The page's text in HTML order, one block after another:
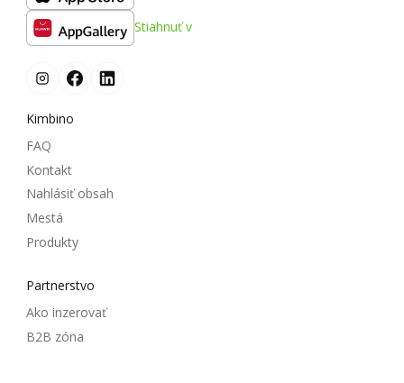
Stiahnuť v
Kimbino
FAQ
Kontakt
Nahlásiť obsah
Mestá
Produkty
Partnerstvo
Ako inzerovať
B2B zóna